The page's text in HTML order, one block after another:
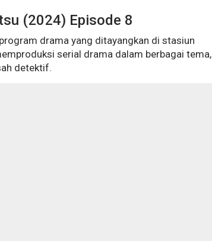
(2024) Episode 8
drama yang ditayangkan di stasiun
serial drama dalam berbagai tema,
detektif.